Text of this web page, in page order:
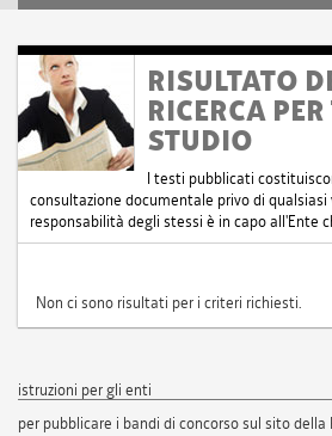
RISULTATO
RICERCA
STUDIO
I testi pubblicati
consultazione documentale privo di qualsiasi
responsabilità degli stessi è in capo all'Ente
Non ci sono risultati per i criteri richiesti.
istruzioni per gli enti
per pubblicare i bandi di concorso sul sito